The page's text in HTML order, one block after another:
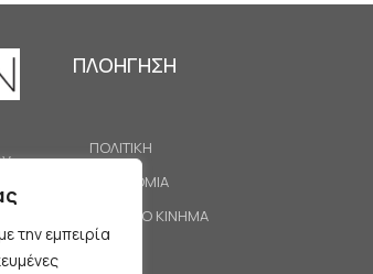
την εμπειρία
ΠΛΟΗΓΗΣΗ
ΠΟΛΙΤΙΚΗ
ΟΙΚΟΝΟΜΙΑ
ΕΡΓΑΤΙΚΟ ΚΙΝΗΜΑ